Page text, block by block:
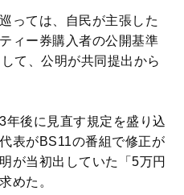
っては、自民が主張した
ィー券購入者の公開基準
て、公明が共同提出から
年後に見直す規定を盛り込
表がBS11の番組で修正が
が当初出していた「5万円
めた。